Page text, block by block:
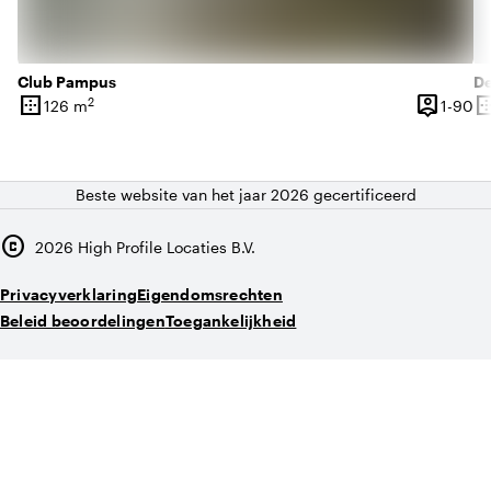
Club Pampus
border_outer
Oppervlakte
126 m2 person_pin1-90
Beste website van het jaar 2026 gecertificeerd
copyright 2026 High Profile Locaties B.V.
PrivacyverklaringEigendomsrechten
Beleid beoordelingenToegankelijkheid